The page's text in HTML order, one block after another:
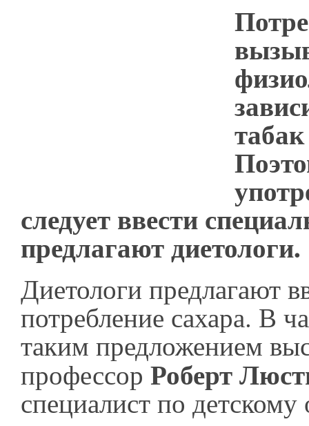
следует ввести
предлагают диетологи.
Диетологи предлагают
потребление сахара. В
таким предложением
профессорРоберт
специалист по